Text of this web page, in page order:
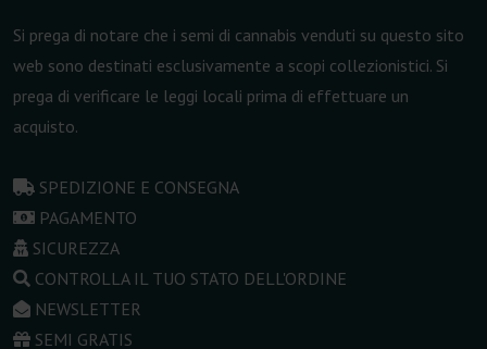
Si prega di notare che i semi di cannabis venduti su questo sito
web sono destinati esclusivamente a scopi collezionistici. Si
prega di verificare le leggi locali prima di effettuare un
acquisto.
SPEDIZIONE E CONSEGNA
PAGAMENTO
SICUREZZA
CONTROLLA IL TUO STATO DELL'ORDINE
NEWSLETTER
SEMI GRATIS